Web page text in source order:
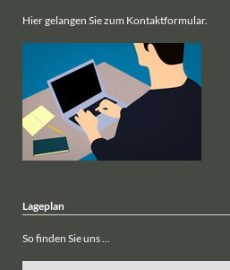
Hier gelangen Sie zum Kontaktformular.
Lageplan
So finden Sie uns ...